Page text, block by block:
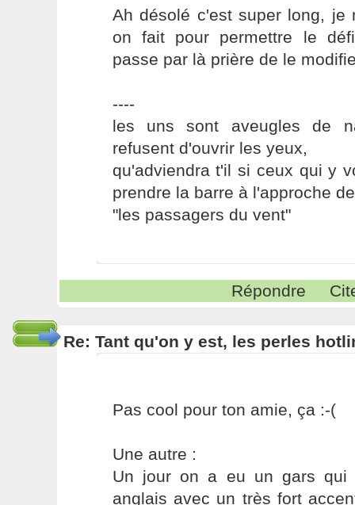
Ah désolé c'est super long, je
on fait pour permettre le
passe par là prière de le
----
les uns sont aveugles de
refusent d'ouvrir les yeux,
qu'adviendra t'il si ceux qui y
prendre la barre à l'approche
"les passagers du vent"
Répondre
Re: Tant qu'on y est, les perles
Pas cool pour ton amie, ça :-(
Une autre :
Un jour on a eu un gars qui
anglais avec un très fort